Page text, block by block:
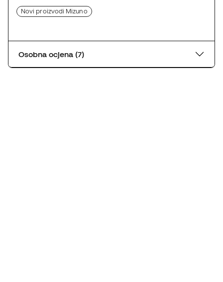
Novi proizvodi Mizuno
Osobna ocjena (7)